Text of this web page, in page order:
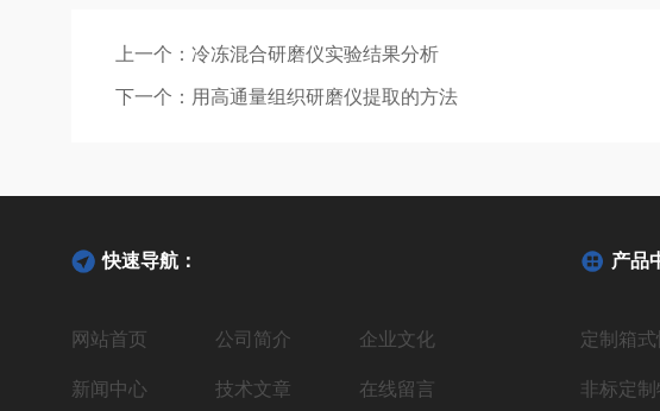
上一个： 冷冻混合研磨仪实验结果分析
下一个： 用高通量组织研磨仪提取的方法
快速导航：
网站首页 公司简介 企业文化
新闻中心 技术文章 在线留言
产品
定制箱